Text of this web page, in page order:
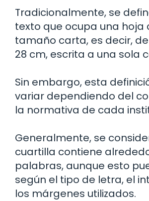
Tradicionalmente, se
texto que ocupa una hoja
tamaño carta, es decir, de
28 cm, escrita a una sola
Sin embargo, esta
variar dependiendo del
la normativa de cada
Generalmente, se
cuartilla contiene
palabras, aunque esto
según el tipo de letra, el
los márgenes utilizados.